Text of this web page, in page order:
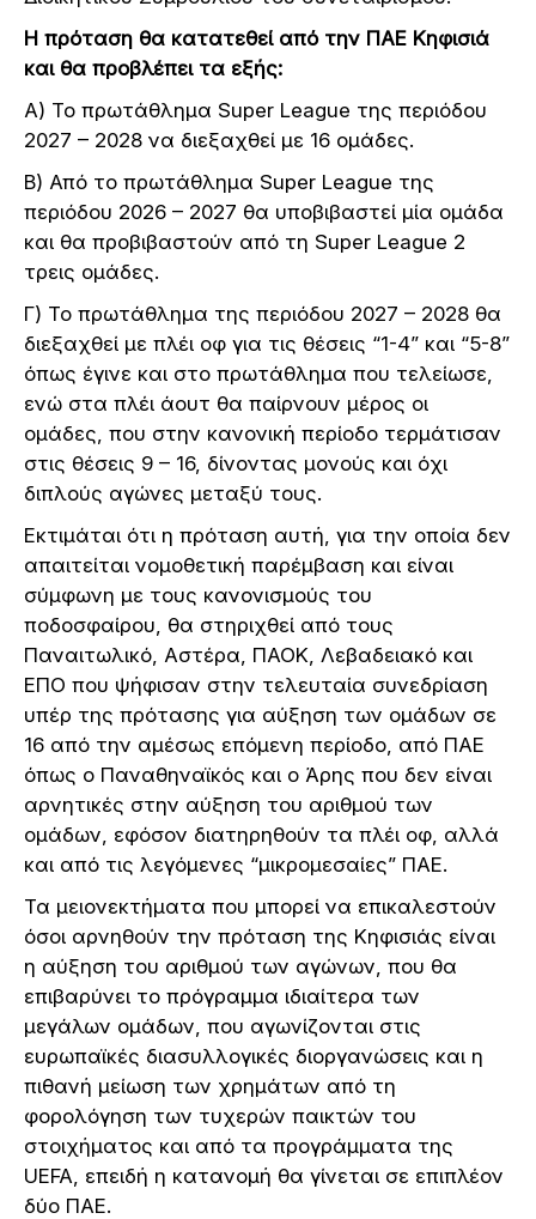
Η πρόταση θα κατατεθεί από την ΠΑΕ Κηφισιά
και θα προβλέπει τα εξής:
Α) Το πρωτάθλημα Super League της περιόδου
2027 – 2028 να διεξαχθεί με 16 ομάδες.
Β) Από το πρωτάθλημα Super League της
περιόδου 2026 – 2027 θα υποβιβαστεί μία ομάδα
και θα προβιβαστούν από τη Super League 2
τρεις ομάδες.
Γ) Το πρωτάθλημα της περιόδου 2027 – 2028 θα
διεξαχθεί με πλέι οφ για τις θέσεις “1-4” και “5-8”
όπως έγινε και στο πρωτάθλημα που τελείωσε,
ενώ στα πλέι άουτ θα παίρνουν μέρος οι
ομάδες, που στην κανονική περίοδο τερμάτισαν
στις θέσεις 9 – 16, δίνοντας μονούς και όχι
διπλούς αγώνες μεταξύ τους.
Εκτιμάται ότι η πρόταση αυτή, για την οποία δεν
απαιτείται νομοθετική παρέμβαση και είναι
σύμφωνη με τους κανονισμούς του
ποδοσφαίρου, θα στηριχθεί από τους
Παναιτωλικό, Αστέρα, ΠΑΟΚ, Λεβαδειακό και
ΕΠΟ που ψήφισαν στην τελευταία συνεδρίαση
υπέρ της πρότασης για αύξηση των ομάδων σε
16 από την αμέσως επόμενη περίοδο, από ΠΑΕ
όπως ο Παναθηναϊκός και ο Άρης που δεν είναι
αρνητικές στην αύξηση του αριθμού των
ομάδων, εφόσον διατηρηθούν τα πλέι οφ, αλλά
και από τις λεγόμενες “μικρομεσαίες” ΠΑΕ.
Τα μειονεκτήματα που μπορεί να επικαλεστούν
όσοι αρνηθούν την πρόταση της Κηφισιάς είναι
η αύξηση του αριθμού των αγώνων, που θα
επιβαρύνει το πρόγραμμα ιδιαίτερα των
μεγάλων ομάδων, που αγωνίζονται στις
ευρωπαϊκές διασυλλογικές διοργανώσεις και η
πιθανή μείωση των χρημάτων από τη
φορολόγηση των τυχερών παικτών του
στοιχήματος και από τα προγράμματα της
UEFA, επειδή η κατανομή θα γίνεται σε επιπλέον
δύο ΠΑΕ.